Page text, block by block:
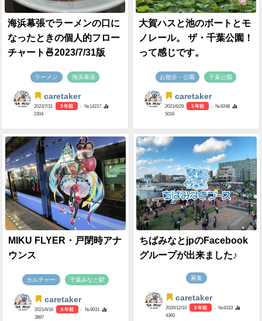
海浜幕張でラーメンの口に
なったときの個人的フロー
チャート🍜2023/7/31版
ラーメン 海浜幕張
caretaker
2023/7/31 3 年前
- №14217
2304
大賀ハスと池のボートとモ
ノレール。 ザ・千葉公園！
って感じです。
お散歩・公園 千葉公園
caretaker
2021/6/29 5 年前
- №9248
5016
MIKU FLYER・戸閉時アナ
ウンス
カルチャー 千葉みなと駅
caretaker
2021/6/16 5 年前
- №9031
3887
ちばみなとjpのFacebook
グループが出来ました♪
募集
caretaker
2020/12/10 5 年前
- №8333
4360